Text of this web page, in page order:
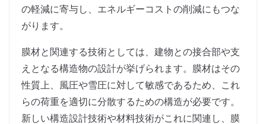
の軽減に寄与し、エネルギーコストの削減にもつな
がります。
膜材と関連する技術としては、建物との接合部や支
えとなる構造物の設計が挙げられます。膜材はその
性質上、風圧や雪圧に対して敏感であるため、これ
らの荷重を適切に分散するための構造が必要です。
新しい構造設計技術や材料技術がこれに関連し、膜